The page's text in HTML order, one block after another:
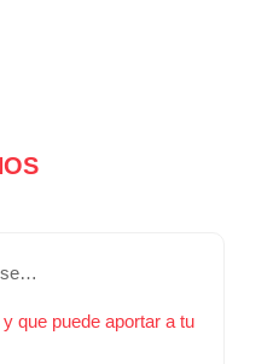
que puede aportar a tu